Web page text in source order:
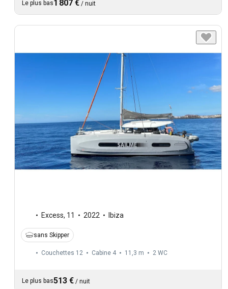
Le plus bas1 807 € / nuit
Excess, 11 2022 Ibiza
sans Skipper
Couchettes 12 Cabine 4 11,3 m 2 WC
Le plus bas513 € / nuit